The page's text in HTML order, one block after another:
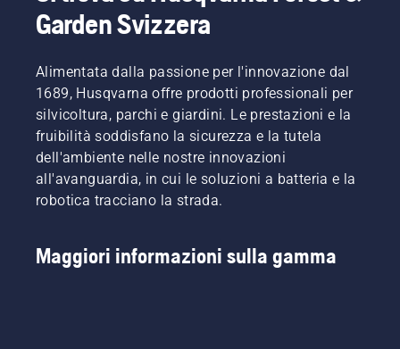
batteria
livello
completamente
nuovo",
dichiara
Johan
Svennung,
Product
Manager
Husqvarna
prodotti
informazioni
su cosa
tenere in
considerazione
quando
si
acquista
un
Garden Svizzera
Alimentata dalla passione per l'innovazione dal
1689, Husqvarna offre prodotti professionali per
silvicoltura, parchi e giardini. Le prestazioni e la
fruibilità soddisfano la sicurezza e la tutela
dell'ambiente nelle nostre innovazioni
all'avanguardia, in cui le soluzioni a batteria e la
robotica tracciano la strada.
Maggiori informazioni sulla gamma